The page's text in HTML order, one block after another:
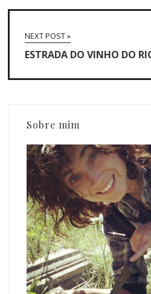
NEXT POST »
ESTRADA DO VINHO DO
Sobre mim